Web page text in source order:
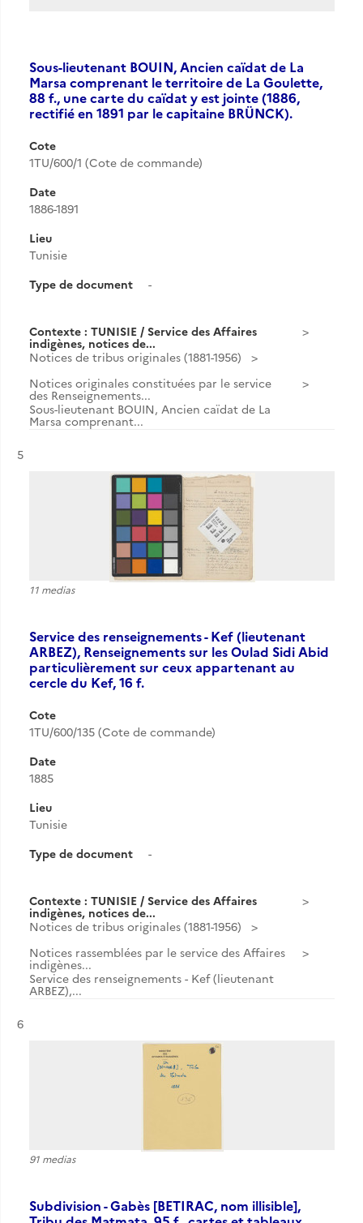
Sous-lieutenant BOUIN, Ancien caïdat de La
Marsa comprenant le territoire de La Goulette,
88 f., une carte du caïdat y est jointe (1886,
rectifié en 1891 par le capitaine BRÜNCK).
Cote
1TU/600/1 (Cote de commande)
Date
1886-1891
Lieu
Tunisie
Type de document
-
Contexte : TUNISIE / Service des Affaires
indigènes, notices de...
Notices de tribus originales (1881-1956)
Notices originales constituées par le service
des Renseignements...
Sous-lieutenant BOUIN, Ancien caïdat de La
Marsa comprenant...
Résultat n°
5
11 medias
Service des renseignements - Kef (lieutenant
ARBEZ), Renseignements sur les Oulad Sidi Abid
particulièrement sur ceux appartenant au
cercle du Kef, 16 f.
Cote
1TU/600/135 (Cote de commande)
Date
1885
Lieu
Tunisie
Type de document
-
Contexte : TUNISIE / Service des Affaires
indigènes, notices de...
Notices de tribus originales (1881-1956)
Notices rassemblées par le service des Affaires
indigènes...
Service des renseignements - Kef (lieutenant
ARBEZ),...
Résultat n°
6
91 medias
Subdivision - Gabès [BETIRAC, nom illisible],